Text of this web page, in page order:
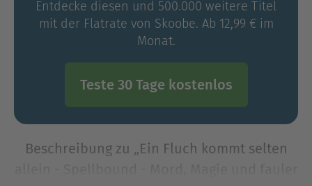
Entdecke diesen und 500.000 weitere Titel
mit der Flatrate von Skoobe. Ab 12,99 € im
Monat.
Teste 30 Tage kostenlos
Beschreibung zu „Ein Fluch kommt selten